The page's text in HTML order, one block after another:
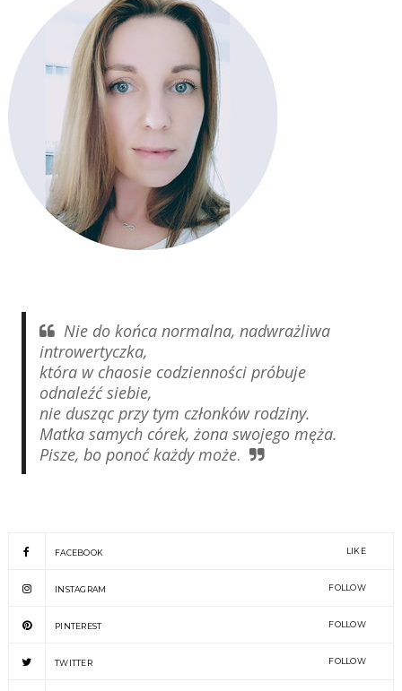
Nie do końca normalna, nadwrażliwa
introwertyczka,
która w chaosie codzienności próbuje
odnaleźć siebie,
nie dusząc przy tym członków rodziny.
Matka samych córek, żona swojego męża.
Pisze, bo ponoć każdy może.
FACEBOOK LIKE
INSTAGRAM FOLLOW
PINTEREST FOLLOW
TWITTER FOLLOW